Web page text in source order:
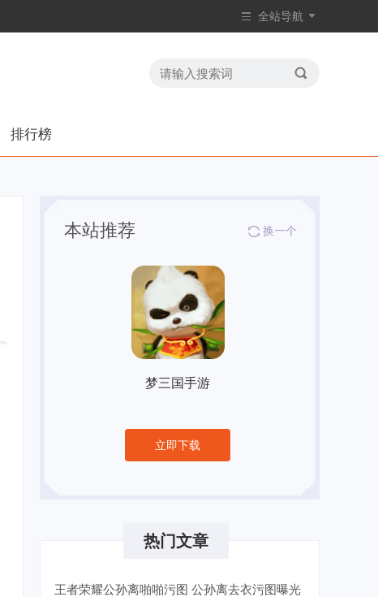
全站导航
排行榜
本站推荐 换一个
梦三国手游
立即下载
热门文章
王者荣耀公孙离啪啪污图 公孙离去衣污图曝光